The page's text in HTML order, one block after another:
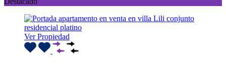
Ver Propiedad